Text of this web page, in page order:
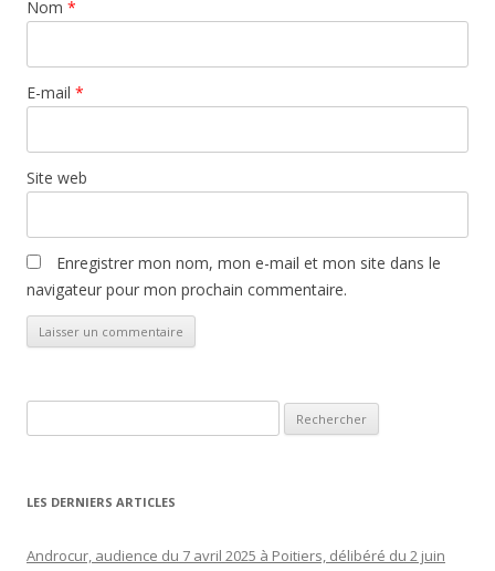
Nom *
E-mail *
Site web
Enregistrer mon nom, mon e-mail et mon site dans le
navigateur pour mon prochain commentaire.
LES DERNIERS ARTICLES
Androcur, audience du 7 avril 2025 à Poitiers, délibéré du 2 juin